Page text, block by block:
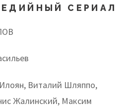
СЕРИАЛ
Виталий Шляппо,
Жалинский, Максим